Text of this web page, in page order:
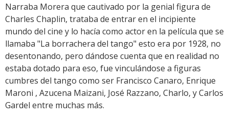
Narraba Morera que cautivado por la genial figura de
Charles Chaplin, trataba de entrar en el incipiente
mundo del cine y lo hacía como actor en la película que se
llamaba "La borrachera del tango" esto era por 1928, no
desentonando, pero dándose cuenta que en realidad no
estaba dotado para eso, fue vinculándose a figuras
cumbres del tango como ser Francisco Canaro, Enrique
Maroni , Azucena Maizani, José Razzano, Charlo, y Carlos
Gardel entre muchas más.